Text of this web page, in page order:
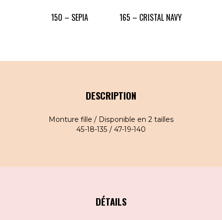
150 – SEPIA 165 – CRISTAL NAVY
DESCRIPTION
Monture fille / Disponible en 2 tailles
45-18-135 / 47-19-140
DÉTAILS